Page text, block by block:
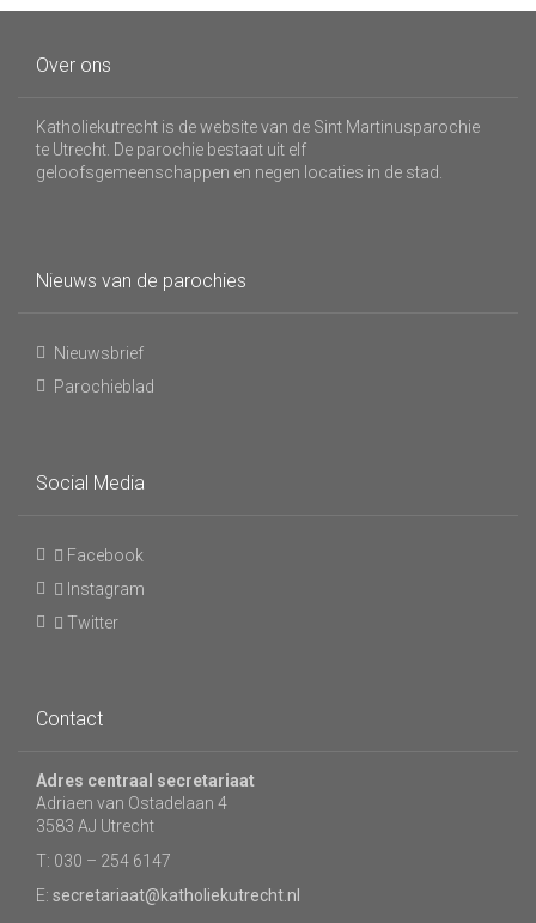
Over ons
Katholiekutrecht is de website van de Sint Martinusparochie
te Utrecht. De parochie bestaat uit elf
geloofsgemeenschappen en negen locaties in de stad.
Nieuws van de parochies
Nieuwsbrief
Parochieblad
Social Media
Facebook
Instagram
Twitter
Contact
Adres centraal secretariaat
Adriaen van Ostadelaan 4
3583 AJ Utrecht
T: 030 – 254 6147
E: secretariaat@katholiekutrecht.nl